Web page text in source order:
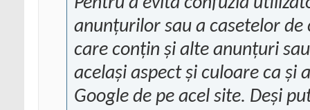
anunţurilor sau a casetelor
care conţin şi alte anunţuri
acelaşi aspect şi culoare ca şi
Google de pe acel site. Deşi